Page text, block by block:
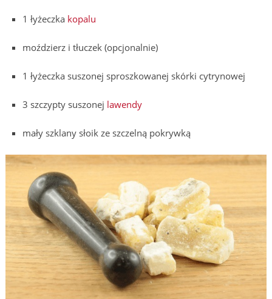
1 łyżeczka kopalu
moździerz i tłuczek (opcjonalnie)
1 łyżeczka suszonej sproszkowanej skórki cytrynowej
3 szczypty suszonej lawendy
mały szklany słoik ze szczelną pokrywką